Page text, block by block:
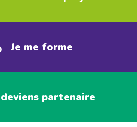
Je me forme
deviens partenaire